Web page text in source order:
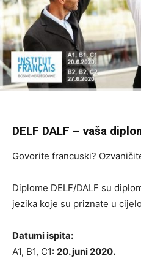
DELF DALF – vaša
Govorite francuski?
Diplome DELF/DALF su
jezika koje su priznate u
Datumi ispita:
A1, B1, C1: 20. juni 2020.